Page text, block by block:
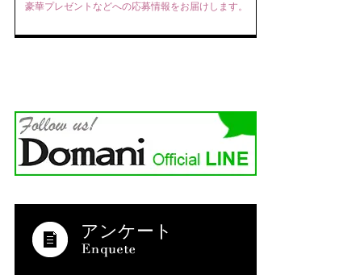
豪華プレゼントなどへの応募情報をお届けします。
アンケート